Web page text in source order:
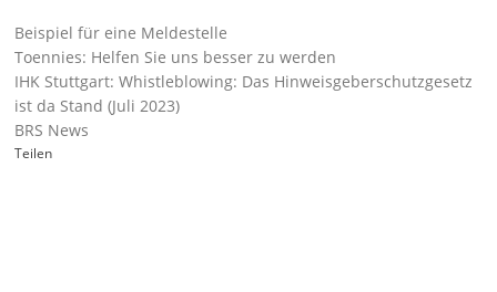
Beispiel für eine Meldestelle
Toennies: Helfen Sie uns besser zu werden
IHK Stuttgart: Whistleblowing: Das Hinweisgeberschutzgesetz
ist da Stand (Juli 2023)
BRS News
Teilen